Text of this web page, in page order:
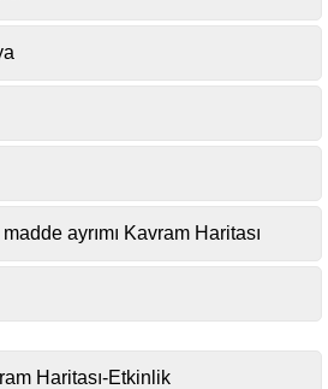
ayrımı Kavram Haritası
Haritası-Etkinlik